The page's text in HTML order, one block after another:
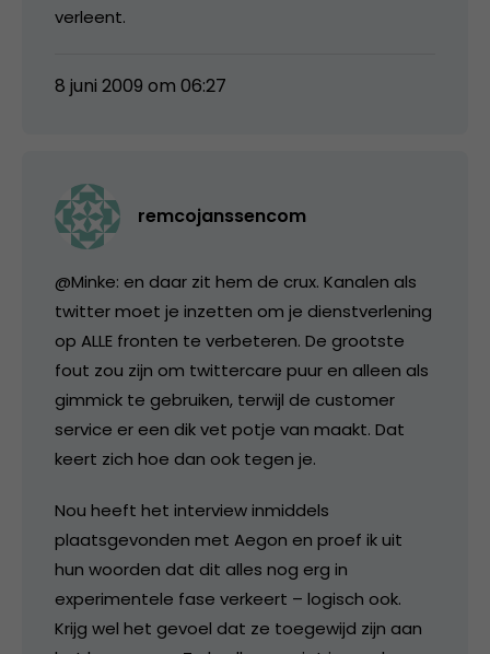
verleent.
8 juni 2009 om 06:27
remcojanssencom
@Minke: en daar zit hem de crux. Kanalen als
twitter moet je inzetten om je dienstverlening
op ALLE fronten te verbeteren. De grootste
fout zou zijn om twittercare puur en alleen als
gimmick te gebruiken, terwijl de customer
service er een dik vet potje van maakt. Dat
keert zich hoe dan ook tegen je.
Nou heeft het interview inmiddels
plaatsgevonden met Aegon en proef ik uit
hun woorden dat dit alles nog erg in
experimentele fase verkeert – logisch ook.
Krijg wel het gevoel dat ze toegewijd zijn aan